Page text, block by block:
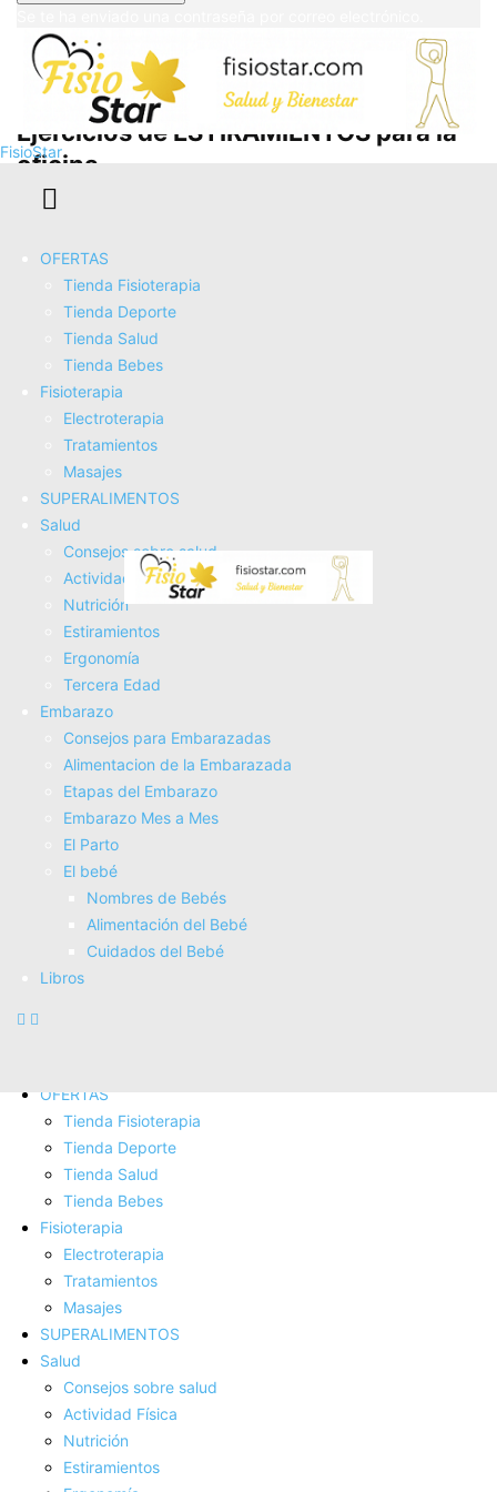
FisioStar
OFERTAS
Tienda Fisioterapia
Tienda Deporte
Tienda Salud
Tienda Bebes
Fisioterapia
Electroterapia
Tratamientos
Masajes
SUPERALIMENTOS
Salud
Consejos sobre salud
Actividad Fí­sica
Nutrición
Estiramientos
Ergonomí­a
Tercera Edad
Embarazo
Consejos para Embarazadas
Alimentacion de la Embarazada
Etapas del Embarazo
Embarazo Mes a Mes
El Parto
El bebé
Nombres de Bebés
Alimentación del Bebé
Cuidados del Bebé
Libros
Ejercicios de ESTIRAMIENTOS para la
oficina
EPICONDILITIS, el Sí­ndrome del Codo
de Tenista
Epicondilistis ¿Qué Es y un Auto
Masaje para Recuperarnos?
Esta web participa en el Programa de Afiliados de Amazon
Services LLC (publicidad de afiliados). Encontrarás enlaces
beneficio sin que tu precio de compra se vea aumentado.
OFERTAS
Tienda Fisioterapia
Tienda Deporte
Tienda Salud
Tienda Bebes
Fisioterapia
Electroterapia
Tratamientos
Masajes
SUPERALIMENTOS
Salud
Consejos sobre salud
Actividad Fí­sica
Nutrición
Estiramientos